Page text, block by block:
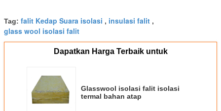
Tag: falit Kedap Suara isolasi , insulasi falit ,
glass wool isolasi falit
Dapatkan Harga Terbaik untuk
Glasswool isolasi falit isolasi
termal bahan atap